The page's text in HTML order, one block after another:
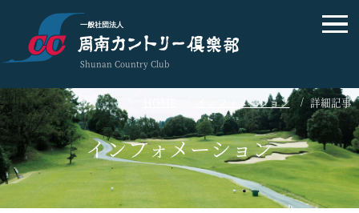
一般社団法人
Shunan Country Club
インフォメーション 詳細記事
インフォメーション